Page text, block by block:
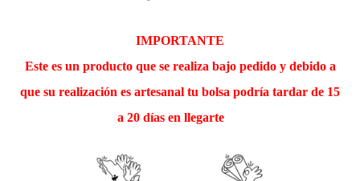
IMPORTANTE
Este es un producto que se realiza bajo pedido y debido a
que su realización es artesanal tu bolsa podría tardar de 15
a 20 días en llegarte